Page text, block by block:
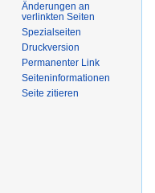
Änderungen an
verlinkten Seiten
Spezialseiten
Druckversion
Permanenter Link
Seiten­­informationen
Seite zitieren